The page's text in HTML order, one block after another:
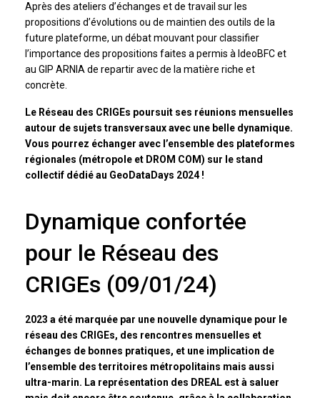
Après des ateliers d’échanges et de travail sur les
propositions d’évolutions ou de maintien des outils de la
future plateforme, un débat mouvant pour classifier
l’importance des propositions faites a permis à IdeoBFC et
au GIP ARNIA de repartir avec de la matière riche et
concrète.
Le Réseau des CRIGEs poursuit ses réunions mensuelles
autour de sujets transversaux avec une belle dynamique.
Vous pourrez échanger avec l’ensemble des plateformes
régionales (métropole et DROM COM) sur le stand
collectif dédié au GeoDataDays 2024 !
Dynamique confortée
pour le Réseau des
CRIGEs (09/01/24)
2023 a été marquée par une nouvelle dynamique pour le
réseau des CRIGEs, des rencontres mensuelles et
échanges de bonnes pratiques, et une implication de
l’ensemble des territoires métropolitains mais aussi
ultra-marin. La représentation des DREAL est à saluer